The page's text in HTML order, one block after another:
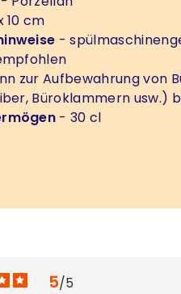
10 cm
-
zur Aufbewahrung von
Büroklammern usw.)
- 30 cl
5/5